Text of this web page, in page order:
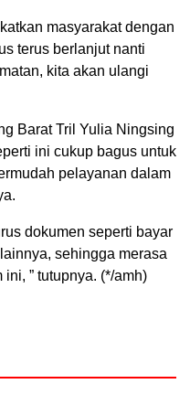
masyarakat dengan
terus berlanjut nanti
kita akan ulangi
Barat Tril Yulia Ningsing
ini cukup bagus untuk
pelayanan dalam
dokumen seperti bayar
sehingga merasa
” tutupnya. (*/amh)